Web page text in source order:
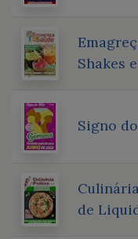
Shakes
Signo
de